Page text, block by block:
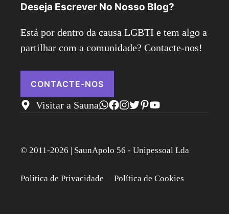
Deseja Escrever No Nosso Blog?
Está por dentro da causa LGBTI e tem algo a
partilhar com a comunidade? Contacte-nos!
CONTACTE-NOS
Visitar a Sauna
© 2011-2026 | SaunApolo 56 - Unipessoal Lda
Politica de Privacidade Política de Cookies